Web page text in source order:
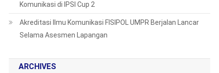
Komunikasi di IPSI Cup 2
Akreditasi Ilmu Komunikasi FISIPOL UMPR Berjalan Lancar
Selama Asesmen Lapangan
ARCHIVES